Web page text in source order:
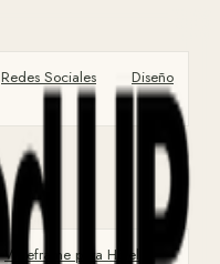
Redes Sociales
Diseño
Wireframe para Hotel